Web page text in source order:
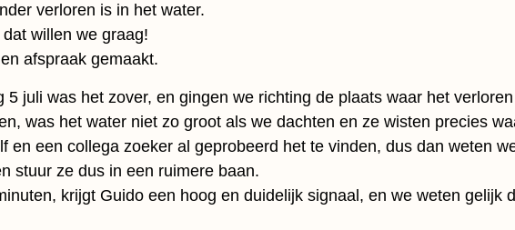
verloren is in het water.
willen we graag!
afspraak gemaakt.
5 juli was het zover, en gingen we richting de plaats waar het
was het water niet zo groot als we dachten en ze wisten precies
en een collega zoeker al geprobeerd het te vinden, dus dan weten
stuur ze dus in een ruimere baan.
krijgt Guido een hoog en duidelijk signaal, en we weten gelijk